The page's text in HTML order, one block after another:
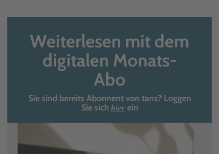
Weiterlesen mit dem
digitalen Monats-
Abo
Sie sind bereits Abonnent von tanz? Loggen
Sie sich hierein